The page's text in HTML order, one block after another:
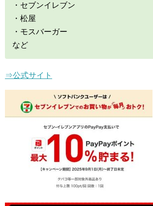
・セブンイレブン
・松屋
・モスバーガー
など
⇒公式サイト